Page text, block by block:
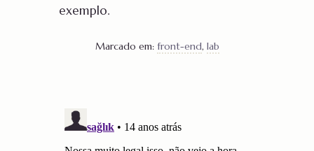
exemplo.
Marcado em: front-end, lab